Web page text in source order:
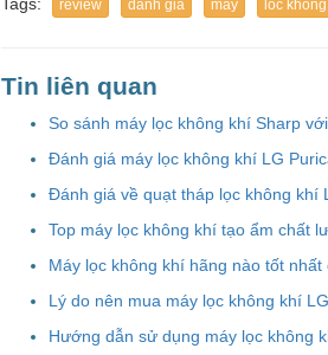
review danh gia may loc
Tin liên quan
So sánh máy lọc không khí Sharp
Đánh giá máy lọc không khí LG
Đánh giá về quạt tháp lọc không khí
Top máy lọc không khí tạo ẩm chất
Máy lọc không khí hãng nào tốt nhất
Lý do nên mua máy lọc không khí
Hướng dẫn sử dụng máy lọc không